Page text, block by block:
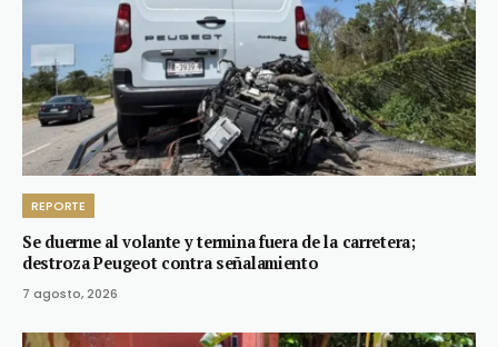
REPORTE
Se duerme al volante y termina fuera de la carretera;
destroza Peugeot contra señalamiento
7 agosto, 2026